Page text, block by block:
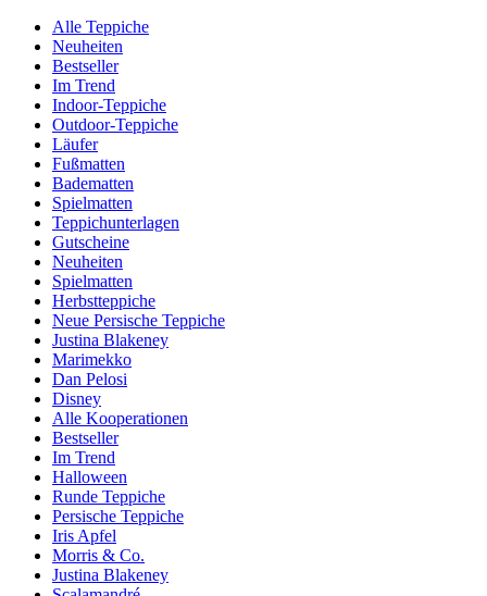
Alle Teppiche
Neuheiten
Bestseller
Im Trend
Indoor-Teppiche
Outdoor-Teppiche
Läufer
Fußmatten
Badematten
Spielmatten
Teppichunterlagen
Gutscheine
Neuheiten
Spielmatten
Herbstteppiche
Neue Persische Teppiche
Justina Blakeney
Marimekko
Dan Pelosi
Disney
Alle Kooperationen
Bestseller
Im Trend
Halloween
Runde Teppiche
Persische Teppiche
Iris Apfel
Morris & Co.
Justina Blakeney